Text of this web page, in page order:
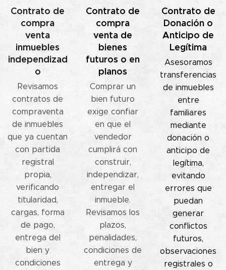
Contrato de
compra
venta
inmuebles
independizad
o
Revisamos
contratos de
compraventa
de inmuebles
que ya cuentan
con partida
registral
propia,
verificando
titularidad,
cargas, forma
de pago,
entrega del
bien y
condiciones
Contrato de
compra
venta de
bienes
futuros o en
planos
Comprar un
bien futuro
exige confiar
en que el
vendedor
cumplirá con
construir,
independizar,
entregar el
inmueble.
Revisamos los
plazos,
penalidades,
condiciones de
entrega y
Contrato de
Donación o
Anticipo de
Legítima
Asesoramos
transferencias
de inmuebles
entre
familiares
mediante
donación o
anticipo de
legítima,
evitando
errores que
puedan
generar
conflictos
futuros,
observaciones
registrales o